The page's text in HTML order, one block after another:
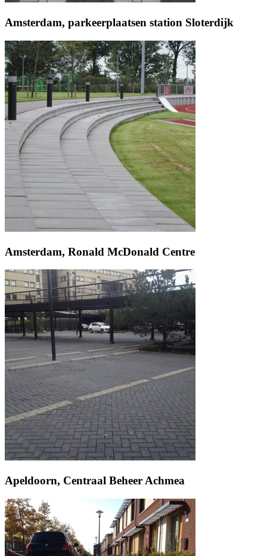
Amsterdam, parkeerplaatsen station Sloterdijk
Amsterdam, Ronald McDonald Centre
Apeldoorn, Centraal Beheer Achmea